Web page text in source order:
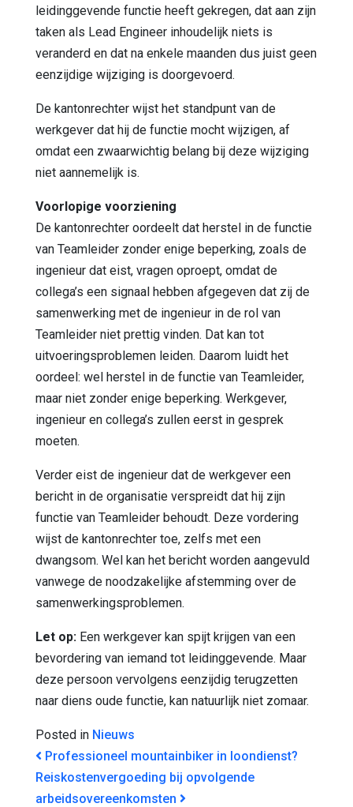
leidinggevende functie heeft gekregen, dat aan zijn
taken als Lead Engineer inhoudelijk niets is
veranderd en dat na enkele maanden dus juist geen
eenzijdige wijziging is doorgevoerd.
De kantonrechter wijst het standpunt van de
werkgever dat hij de functie mocht wijzigen, af
omdat een zwaarwichtig belang bij deze wijziging
niet aannemelijk is.
Voorlopige voorziening
De kantonrechter oordeelt dat herstel in de functie
van Teamleider zonder enige beperking, zoals de
ingenieur dat eist, vragen oproept, omdat de
collega’s een signaal hebben afgegeven dat zij de
samenwerking met de ingenieur in de rol van
Teamleider niet prettig vinden. Dat kan tot
uitvoeringsproblemen leiden. Daarom luidt het
oordeel: wel herstel in de functie van Teamleider,
maar niet zonder enige beperking. Werkgever,
ingenieur en collega’s zullen eerst in gesprek
moeten.
Verder eist de ingenieur dat de werkgever een
bericht in de organisatie verspreidt dat hij zijn
functie van Teamleider behoudt. Deze vordering
wijst de kantonrechter toe, zelfs met een
dwangsom. Wel kan het bericht worden aangevuld
vanwege de noodzakelijke afstemming over de
samenwerkingsproblemen.
Let op: Een werkgever kan spijt krijgen van een
bevordering van iemand tot leidinggevende. Maar
deze persoon vervolgens eenzijdig terugzetten
naar diens oude functie, kan natuurlijk niet zomaar.
Posted in Nieuws
BERICHT NAVIGATIE
Professioneel mountainbiker in loondienst?
Reiskostenvergoeding bij opvolgende
arbeidsovereenkomsten